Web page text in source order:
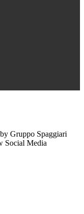
Gruppo Spaggiari
Social Media